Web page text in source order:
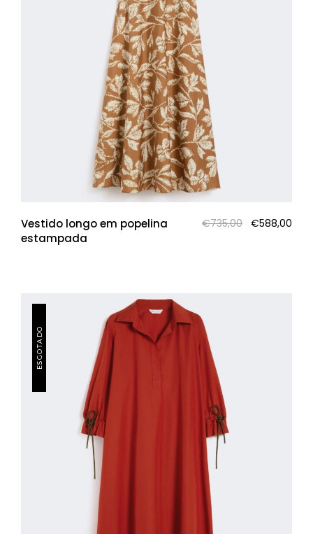
Vestido longo em popelina
estampada
€735,00 O
€588,00
ESGOTADO